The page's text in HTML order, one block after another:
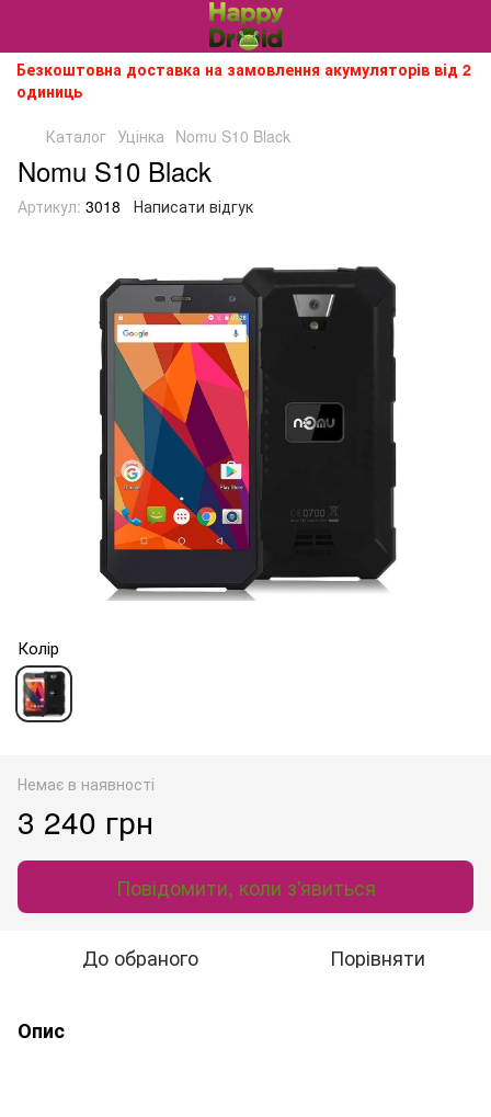
Безкоштовна доставка на замовлення акумуляторів від 2
одиниць
Каталог Уцінка Nomu S10 Black
Nomu S10 Black
Артикул: 3018 Написати відгук
Колір
Немає в наявності
3 240 грн
Повідомити, коли з'явиться
До обраного Порівняти
Опис